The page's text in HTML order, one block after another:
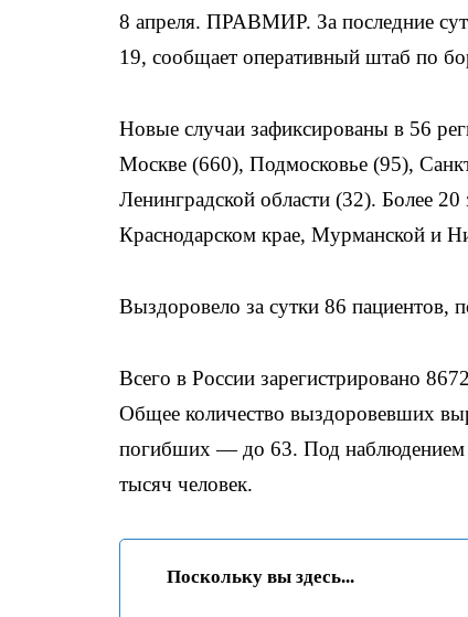
8 апреля. ПРАВМИР. За последние
19, сообщает оперативный штаб по
Новые случаи зафиксированы в 56
Москве (660), Подмосковье (95),
Ленинградской области (32). Более
Краснодарском крае, Мурманской и
Выздоровело за сутки 86 пациентов,
Всего в России зарегистрировано
Общее количество выздоровевших
погибших — до 63. Под наблюдением
тысяч человек.
Поскольку вы здесь...